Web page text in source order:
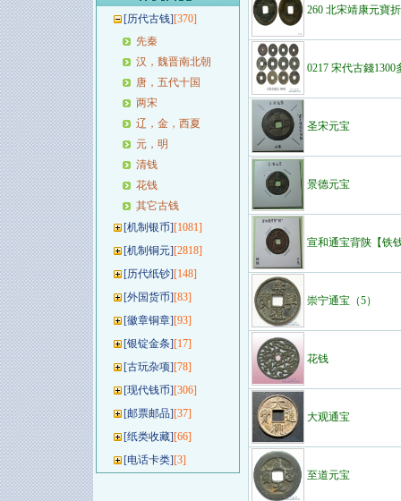
[历代古钱][370]
先秦
汉，魏晋南北朝
唐，五代十国
两宋
辽，金，西夏
元，明
清钱
花钱
其它古钱
[机制银币][1081]
[机制铜元][2818]
[历代纸钞][148]
[外国货币][83]
[徽章铜章][93]
[银锭金条][17]
[古玩杂项][78]
[现代钱币][306]
[邮票邮品][37]
[纸类收藏][66]
[电话卡类][3]
260 北宋靖康元寶
0217 宋代古錢1300
圣宋元宝
景德元宝
宣和通宝背陕【铁
崇宁通宝（5）
花钱
大观通宝
至道元宝